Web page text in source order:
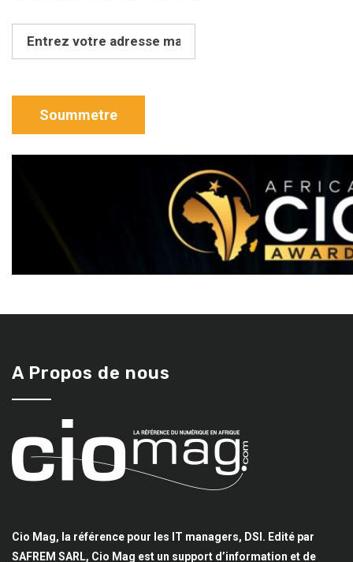
A Propos de nous
Cio Mag, la référence pour les IT managers, DSI. Edité par
SAFREM SARL, Cio Mag est un support d’information et de